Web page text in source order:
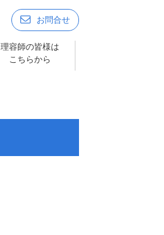
お問合せ
理容師の皆様は
こちらから